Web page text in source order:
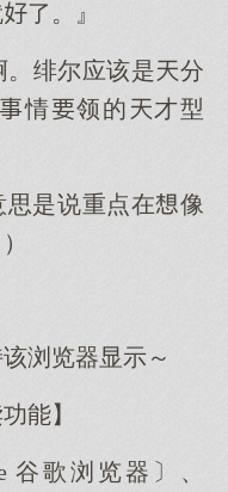
了。』
绯尔应该是分
情领的才型
是说重点在像
浏览器显示～
能】
谷歌浏览器〕、